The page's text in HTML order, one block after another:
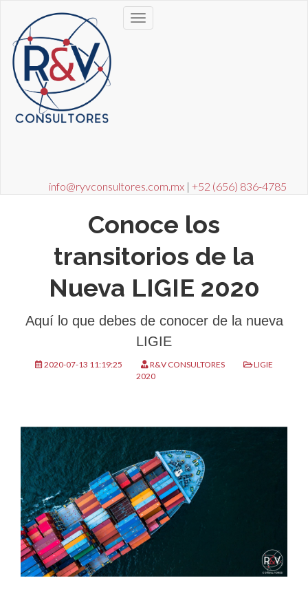
info@ryvconsultores.com.mx | +52 (656) 836-4785
Conoce los
transitorios de la
Nueva LIGIE 2020
Aquí lo que debes de conocer de la nueva
LIGIE
2020-07-13 11:19:25 R&V CONSULTORES
LIGIE
2020